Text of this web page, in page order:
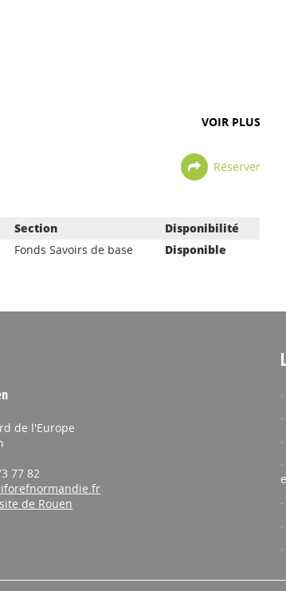
VOIR PLUS
Réserver
Section
Disponibilité
Fonds Savoirs de base Disponible
de l'Europe
77 82
de Rouen